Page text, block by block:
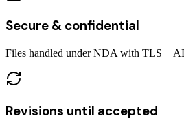
Secure & confidential
Files handled under NDA with TLS +
Revisions until accepted